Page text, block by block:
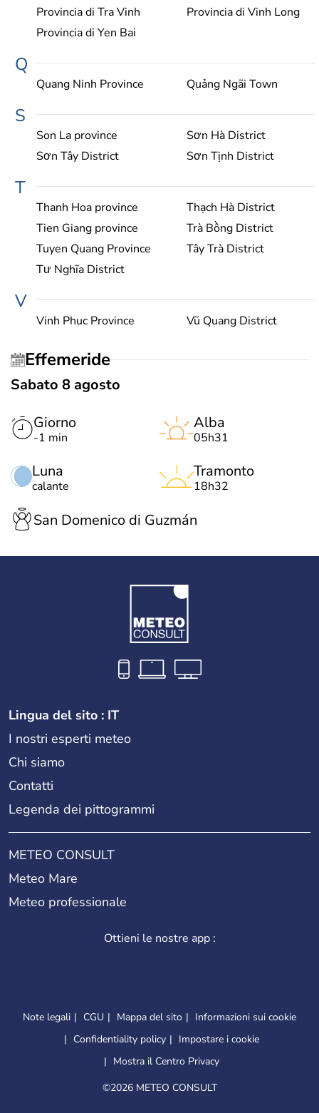
Provincia di Tra Vinh
Provincia di Vinh Long
Provincia di Yen Bai
Q
Quang Ninh Province Quảng Ngãi Town
S
Son La province
Sơn Hà District
Sơn Tây District
Sơn Tịnh District
T
Thanh Hoa province
Thạch Hà District
Tien Giang province
Trà Bồng District
Tuyen Quang Province
Tây Trà District
Tư Nghĩa District
V
Vinh Phuc Province Vũ Quang District
Effemeride
Sabato 8 agosto
Giorno
-1 min
Luna
calante
Alba
05h31
Tramonto
18h32
San Domenico di Guzmán
Lingua del sito : IT
I nostri esperti meteo
Chi siamo
Contatti
Legenda dei pittogrammi
METEO CONSULT
Meteo Mare
Meteo professionale
Ottieni le nostre app :
Note legali CGU Mappa del sito
Informazioni sui cookie
Confidentiality policy
Impostare i cookie
Mostra il Centro Privacy
©2026 METEO CONSULT